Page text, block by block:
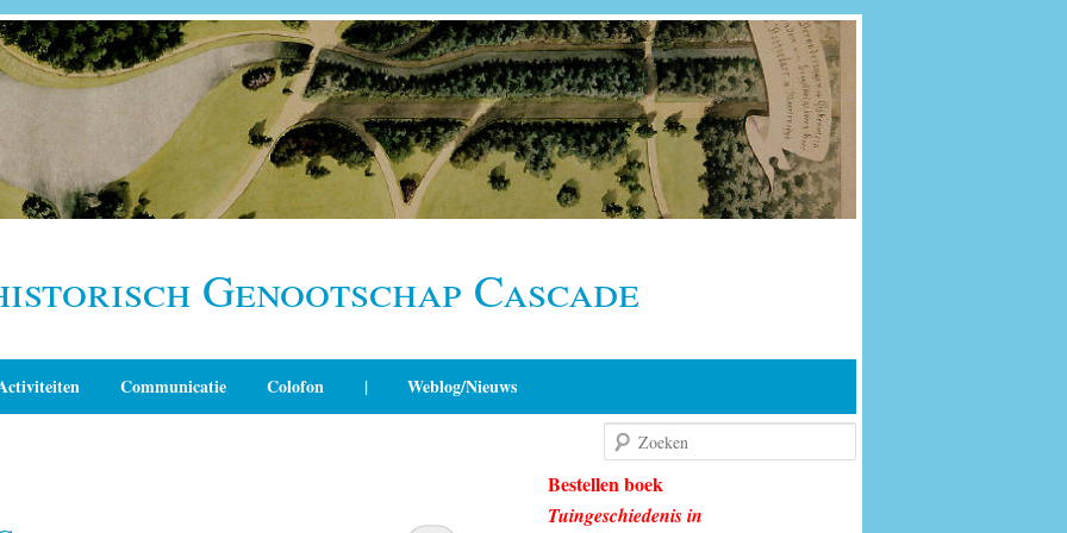
Genootschap Cascade
Communicatie Colofon | Weblog/Nieuws
Bestellen boek
Tuingeschiedenis in